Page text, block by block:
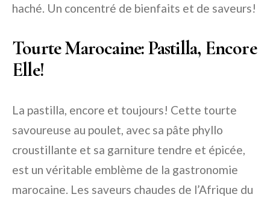
haché. Un concentré de bienfaits et de saveurs!
Tourte Marocaine: Pastilla, Encore
Elle!
La pastilla, encore et toujours! Cette tourte
savoureuse au poulet, avec sa pâte phyllo
croustillante et sa garniture tendre et épicée,
est un véritable emblème de la gastronomie
marocaine. Les saveurs chaudes de l’Afrique du